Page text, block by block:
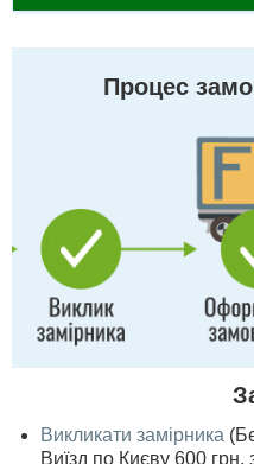
Процес
Викликати замірника
Виїзд по Києву 600